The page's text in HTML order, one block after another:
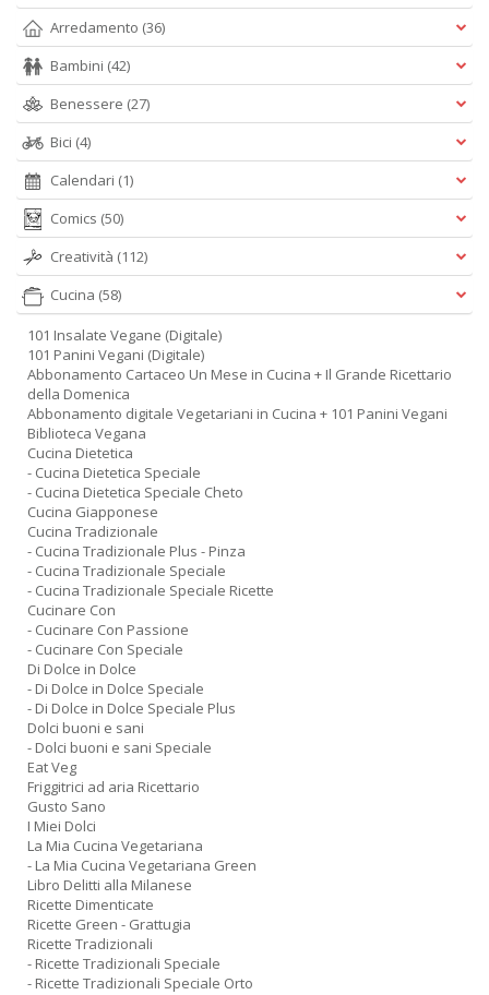
Arredamento (36)
Bambini (42)
Benessere (27)
Bici (4)
Calendari (1)
Comics (50)
Creatività (112)
Cucina (58)
101 Insalate Vegane (Digitale)
101 Panini Vegani (Digitale)
Abbonamento Cartaceo Un Mese in Cucina + Il Grande Ricettario
della Domenica
Abbonamento digitale Vegetariani in Cucina + 101 Panini Vegani
Biblioteca Vegana
Cucina Dietetica
- Cucina Dietetica Speciale
- Cucina Dietetica Speciale Cheto
Cucina Giapponese
Cucina Tradizionale
- Cucina Tradizionale Plus - Pinza
- Cucina Tradizionale Speciale
- Cucina Tradizionale Speciale Ricette
Cucinare Con
- Cucinare Con Passione
- Cucinare Con Speciale
Di Dolce in Dolce
- Di Dolce in Dolce Speciale
- Di Dolce in Dolce Speciale Plus
Dolci buoni e sani
- Dolci buoni e sani Speciale
Eat Veg
Friggitrici ad aria Ricettario
Gusto Sano
I Miei Dolci
La Mia Cucina Vegetariana
- La Mia Cucina Vegetariana Green
Libro Delitti alla Milanese
Ricette Dimenticate
Ricette Green - Grattugia
Ricette Tradizionali
- Ricette Tradizionali Speciale
- Ricette Tradizionali Speciale Orto